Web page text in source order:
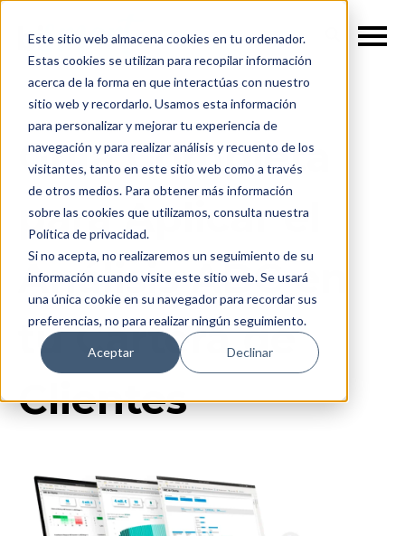
Este sitio web almacena cookies en tu ordenador.
Estas cookies se utilizan para recopilar información
acerca de la forma en que interactúas con nuestro
sitio web y recordarlo. Usamos esta información
para personalizar y mejorar tu experiencia de
navegación y para realizar análisis y recuento de los
visitantes, tanto en este sitio web como a través
de otros medios. Para obtener más información
sobre las cookies que utilizamos, consulta nuestra
Política de privacidad.
Si no acepta, no realizaremos un seguimiento de su
información cuando visite este sitio web. Se usará
una única cookie en su navegador para recordar sus
preferencias, no para realizar ningún seguimiento.
Aceptar Declinar
ES
Guía Completa
para Aplicar el
Análisis ABC en
tu Cartera de
Clientes